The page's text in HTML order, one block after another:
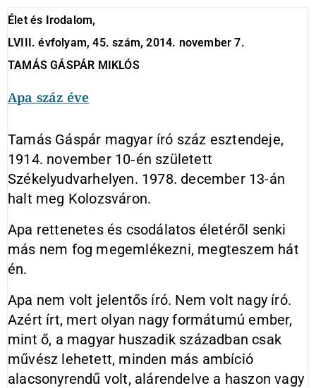
Élet és Irodalom,
LVIII. évfolyam, 45. szám, 2014. november 7.
TAMÁS GÁSPÁR MIKLÓS
Apa száz éve
Tamás Gáspár magyar író száz esztendeje,
1914. november 10‑én született
Székelyudvarhelyen. 1978. december 13-án
halt meg Kolozsváron.
Apa rettenetes és csodálatos életéről senki
más nem fog megemlékezni, megteszem hát
én.
Apa nem volt jelentős író. Nem volt nagy író.
Azért írt, mert olyan nagy formátumú ember,
mint ő, a magyar huszadik században csak
művész lehetett, minden más ambíció
alacsonyrendű volt, alárendelve a haszon vagy